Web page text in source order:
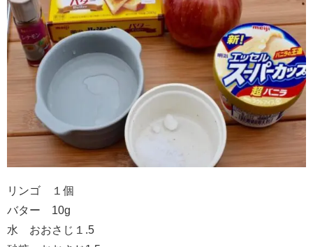
リンゴ １個
バター 10g
水 おおさじ１.5